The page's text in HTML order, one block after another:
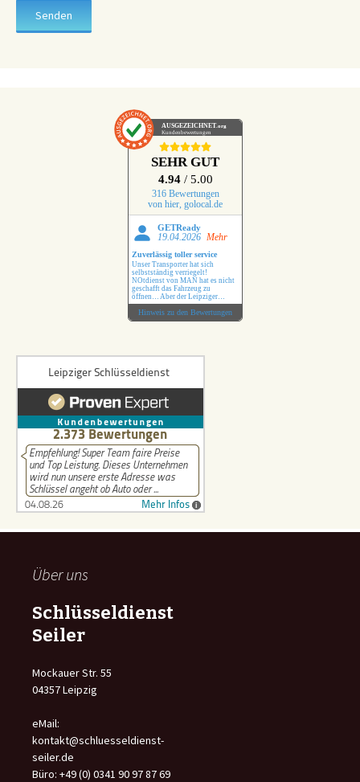
4.94/ 5.00
316 Bewertungen
von hier, golocal.de
GETReady
19.04.2026 Mehr
Zuverlässig toller service
Unser Transporter hat sich
selbstständig verriegelt!
NOtdienst von MAN hat es nicht
geschafft das Fahrzeug zu
öffnen… Aber der Leipziger
Schlüsseldienst hat das ohne
Probleme erledigt !
Hinweis zu den Bewertungen
Über uns
Schlüsseldienst
Mockauer Str. 55
04357 Leipzig
eMail:
kontakt@schluesseldienst-
Büro: +49 (0) 0341 90 97 87 69
Fax: +49 (0) 341 90 97 87 70
Steuernummer: